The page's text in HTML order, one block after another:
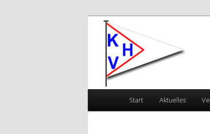
Kanu-
Start Aktuelles